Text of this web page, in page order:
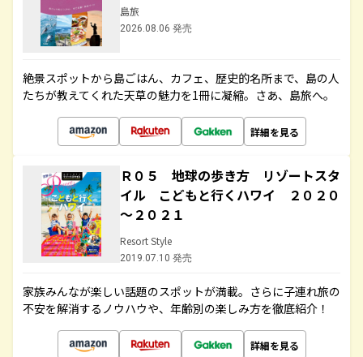
島旅
2026.08.06 発売
絶景スポットから島ごはん、カフェ、歴史的名所まで、島の人
たちが教えてくれた天草の魅力を1冊に凝縮。さあ、島旅へ。
詳細を見る
Ｒ０５ 地球の歩き方 リゾートスタ
イル こどもと行くハワイ ２０２０
～２０２１
Resort Style
2019.07.10 発売
家族みんなが楽しい話題のスポットが満載。さらに子連れ旅の
不安を解消するノウハウや、年齢別の楽しみ方を徹底紹介！
詳細を見る